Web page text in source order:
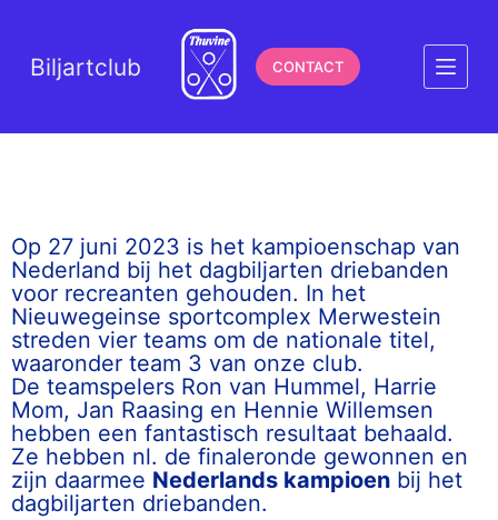
a
i
n
h
o
u
d
Biljartclub CONTACT
Op 27 juni 2023 is het kampioenschap van
Nederland bij het dagbiljarten driebanden
voor recreanten gehouden. In het
Nieuwegeinse sportcomplex Merwestein
streden vier teams om de nationale titel,
waaronder team 3 van onze club.
De teamspelers Ron van Hummel, Harrie
Mom, Jan Raasing en Hennie Willemsen
hebben een fantastisch resultaat behaald.
Ze hebben nl. de finaleronde gewonnen en
zijn daarmee Nederlands kampioen bij het
dagbiljarten driebanden.